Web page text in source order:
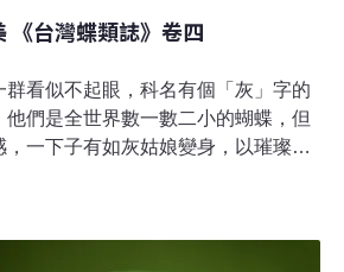
《台灣蝶類誌》卷四
看似不起眼，科名有個「灰」字的
們是全世界數一數二小的蝴蝶，但
一下子有如灰姑娘變身，以璀璨的
璀」、「藍」、「蘭」、「綺」等字